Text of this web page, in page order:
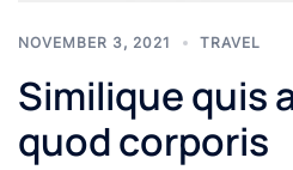
NOVEMBER 3, 2021 TRAVEL
Similique quis
quod corporis